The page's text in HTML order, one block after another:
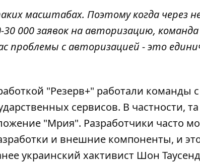
масштабах. Поэтому когда через
30 000 заявок на авторизацию,
проблемы с авторизацией - это
"Резерв+" работали команды
сервисов. В частности,
"Мрия". Разработчики часто
и внешние компоненты, и
украинский хактивист Шон